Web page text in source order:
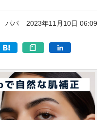
パパ 2023年11月10日 06:09